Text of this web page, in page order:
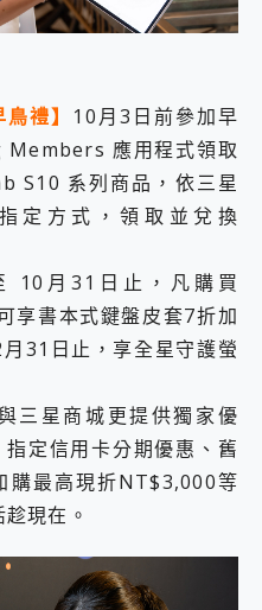
禮】 10月3日前參加早
Members 應用程式領取
S10 系列商品，依三星
定方式，領取並兌換
10月31日止，凡購買
享書本式鍵盤皮套7折加
31日止，享全星守護螢
三星商城更提供獨家優
定信用卡分期優惠、舊
購最高現折NT$3,000等
現在。